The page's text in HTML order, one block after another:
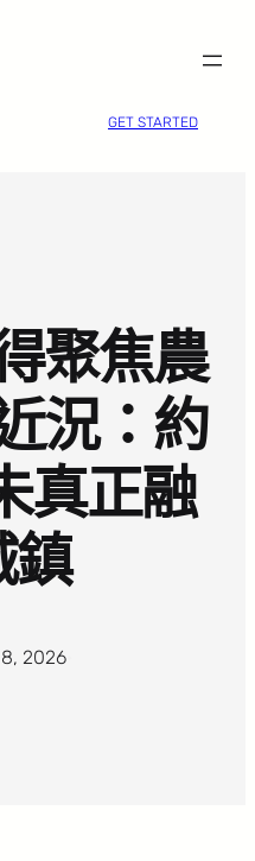
GET STARTED
聚焦農
況：約
真正融
鎮
8, 2026